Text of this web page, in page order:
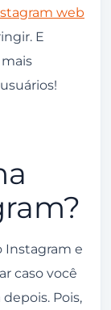
web
E
Instagram e
caso você
Pois,